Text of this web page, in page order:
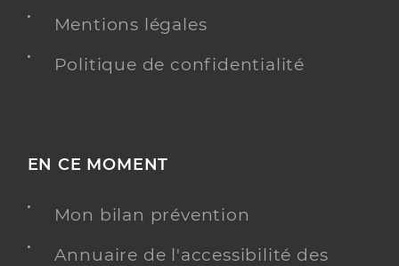
Mentions légales
Politique de confidentialité
EN CE MOMENT
Mon bilan prévention
Annuaire de l'accessibilité des